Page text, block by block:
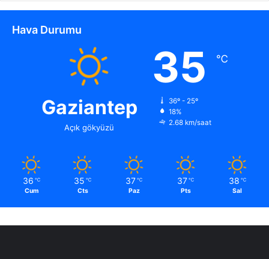
Hava Durumu
Gaziantep
Açık gökyüzü
35 ℃
36º - 25º
18%
2.68 km/saat
36 ℃
Cum
35 ℃
Cts
37 ℃
Paz
37 ℃
Pts
38 ℃
Sal